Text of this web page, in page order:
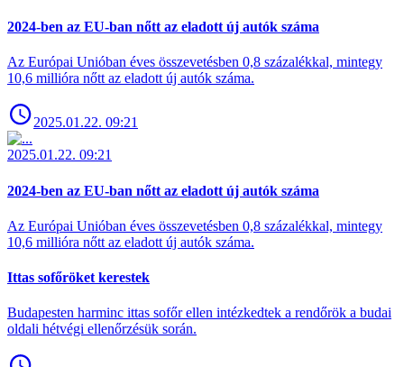
2024-ben az EU-ban nőtt az eladott új autók száma
Az Európai Unióban éves összevetésben 0,8 százalékkal, mintegy
10,6 millióra nőtt az eladott új autók száma.
2025.01.22. 09:21
2025.01.22. 09:21
2024-ben az EU-ban nőtt az eladott új autók száma
Az Európai Unióban éves összevetésben 0,8 százalékkal, mintegy
10,6 millióra nőtt az eladott új autók száma.
Ittas sofőröket kerestek
Budapesten harminc ittas sofőr ellen intézkedtek a rendőrök a budai
oldali hétvégi ellenőrzésük során.